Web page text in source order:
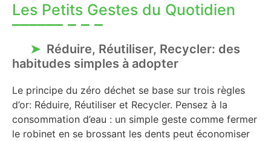
Les Petits Gestes du Quotidien
Réduire, Réutiliser, Recycler: des
habitudes simples à adopter
Le principe du zéro déchet se base sur trois règles
d’or: Réduire, Réutiliser et Recycler. Pensez à la
consommation d’eau : un simple geste comme fermer
le robinet en se brossant les dents peut économiser